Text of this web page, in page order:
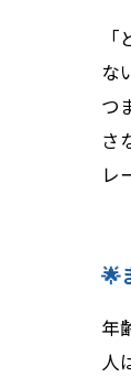
な
つ
さ
レ
🌟
年
人